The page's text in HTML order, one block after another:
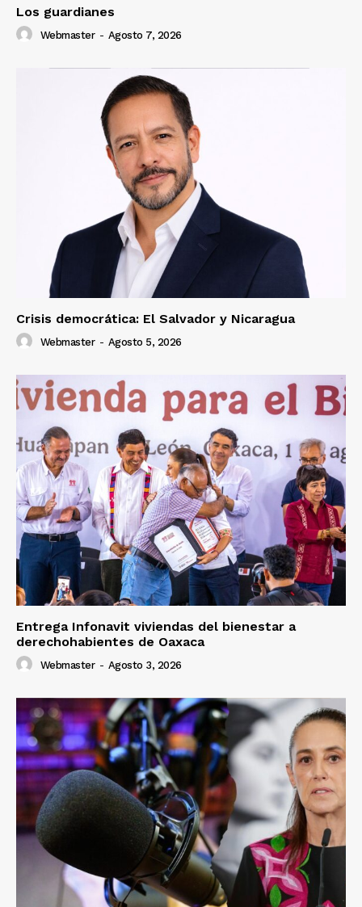
Los guardianes
Webmaster - Agosto 7, 2026
Crisis democrática: El Salvador y Nicaragua
Webmaster - Agosto 5, 2026
Entrega Infonavit viviendas del bienestar a
derechohabientes de Oaxaca
Webmaster - Agosto 3, 2026